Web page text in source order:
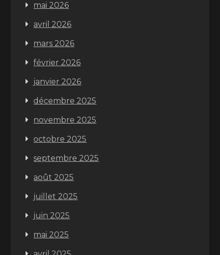
mai 2026
avril 2026
mars 2026
février 2026
janvier 2026
décembre 2025
novembre 2025
octobre 2025
septembre 2025
août 2025
juillet 2025
juin 2025
mai 2025